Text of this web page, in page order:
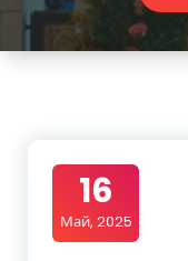
16
Май, 2025